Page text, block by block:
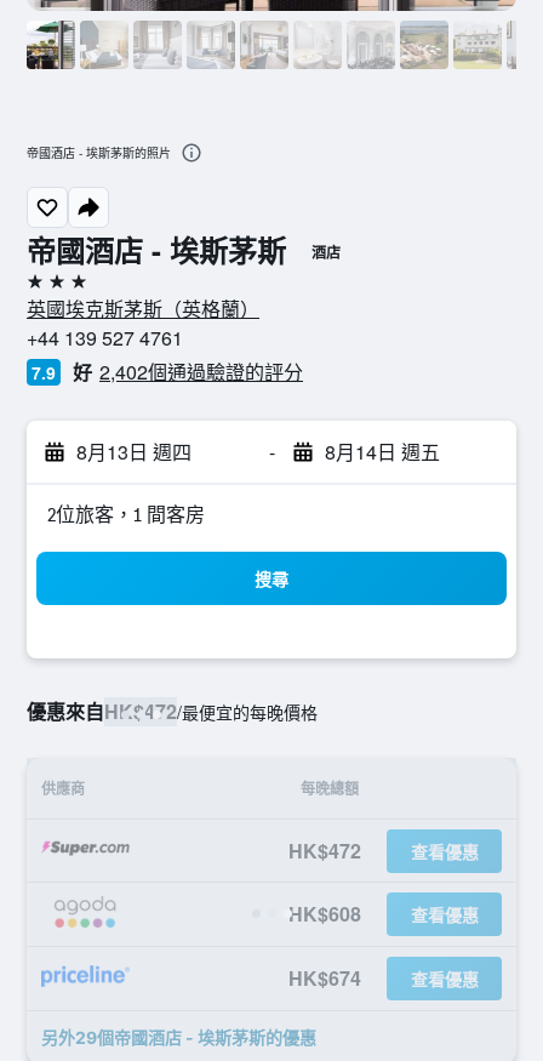
帝國酒店 - 埃斯茅斯 酒店
3星級
英國埃克斯茅斯（英格蘭）
+44 139 527 4761
7.9 好 2,402個通過驗證的評分
8月13日 週四 - 8月14日 週五
2位旅客，1 間客房
搜尋
優惠來自HK$472/最便宜的每晚價格
供應商 每晚總額
HK$472 查看優惠
HK$608 查看優惠
HK$674 查看優惠
另外29個帝國酒店 - 埃斯茅斯​的優惠
帝國酒店 - 埃斯茅斯的照片